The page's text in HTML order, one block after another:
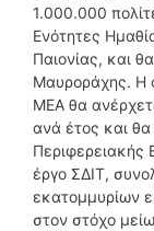
1.000.000
Ενότητες
Παιονίας, και
Μαυροράχης. Η
ΜΕΑ θα
ανά έτος και
Περιφερειακής
έργο ΣΔΙΤ,
εκατομμυρίων
στον στόχο